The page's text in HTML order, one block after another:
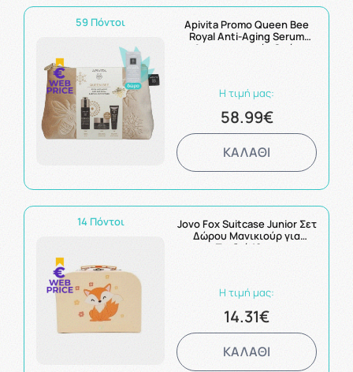
59 Πόντοι
Apivita Promo Queen Bee
Royal Anti-Aging Serum
Αντιγηραντικός Ορός
Κρέμα Ματιών 5ml
Η τιμή μας:
58.99€
ΚΑΛΑΘΙ
14 Πόντοι
Jovo Fox Suitcase Junior Σετ
Δώρου Μανικιούρ για
Παιδιά 10τεμ
Η τιμή μας:
14.31€
ΚΑΛΑΘΙ